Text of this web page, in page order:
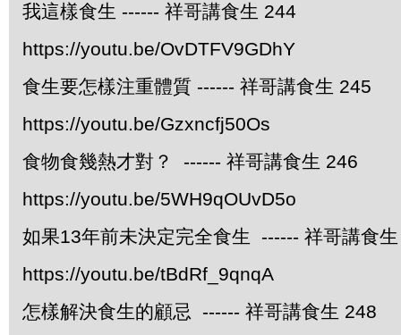
我這樣食生 ------ 祥哥講食生 244
https://youtu.be/OvDTFV9GDhY
食生要怎樣注重體質 ------ 祥哥講食生 245
https://youtu.be/Gzxncfj50Os
食物食幾熱才對？ ------ 祥哥講食生 246
https://youtu.be/5WH9qOUvD5o
如果13年前未決定完全食生 ------ 祥哥講食
https://youtu.be/tBdRf_9qnqA
怎樣解決食生的顧忌 ------ 祥哥講食生 248